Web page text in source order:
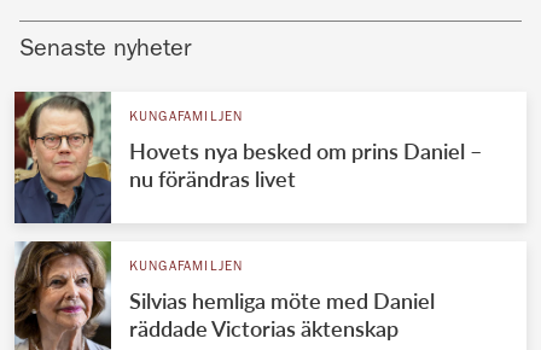
Senaste nyheter
KUNGAFAMILJEN
Hovets nya besked om prins Daniel –
nu förändras livet
KUNGAFAMILJEN
Silvias hemliga möte med Daniel
räddade Victorias äktenskap